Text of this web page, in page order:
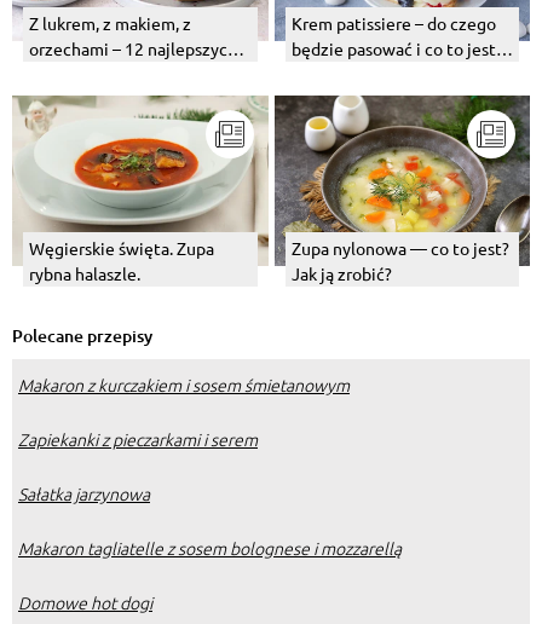
Z lukrem, z makiem, z
orzechami – 12 najlepszych
babki.
Krem patissiere – do czego
będzie pasować i co to jest?
przepis?
Węgierskie święta. Zupa
rybna halaszle.
Zupa nylonowa — co to jest?
Jak ją zrobić?
Polecane przepisy
Makaron z kurczakiem i sosem śmietanowym
Zapiekanki z pieczarkami i serem
Sałatka jarzynowa
Makaron tagliatelle z sosem bolognese i mozzarellą
Domowe hot dogi